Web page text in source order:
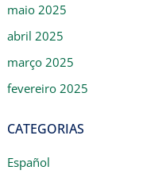
maio 2025
abril 2025
março 2025
fevereiro 2025
CATEGORIAS
Español